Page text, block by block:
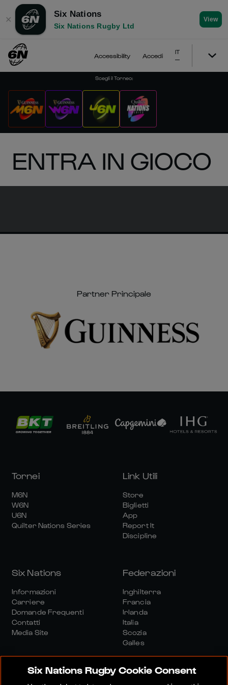
✕
Six Nations
Six Nations Rugby Ltd
View
Accessibility Accedi
IT
Scegli il Torneo:
ENTRA IN GIOCO
Partner Principale
Tornei
M6N
W6N
U6N
Quilter Nations Series
Link Utili
Store
Biglietti
App
Report It
Discipline
Six Nations
Informazioni
Carriere
Domande Frequenti
Contatti
Media Site
Federazioni
Inghilterra
Francia
Irlanda
Italia
Scozia
Galles
Six Nations Rugby Cookie Consent